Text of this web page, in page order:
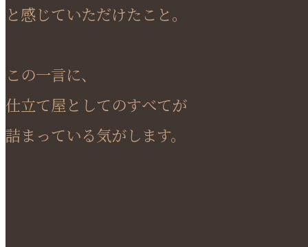
と感じていただけたこと。
この一言に、
仕立て屋としてのすべてが
詰まっている気がします。